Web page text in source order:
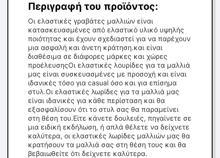
Περιγραφή του προϊόντος:
Οι ελαστικές γραβάτες μαλλιών είναι
κατασκευασμένες από ελαστικό υλικό υψηλής
ποιότητας και έχουν σχεδιαστεί για να παρέχουν
μια ασφαλή και άνετη κράτηση.και είναι
διαθέσιμα σε διάφορες μάρκες και χώρες
προέλευσηςΟι ελαστικές λουρίδες για τα μαλλιά
μας είναι συσκευασμένες με προσοχή και είναι
ιδανικές τόσο για casual όσο και για επίσημα
στυλ.Οι ελαστικές λωρίδες για τα μαλλιά μας
είναι ιδανικές για κάθε περίσταση και θα
εξασφαλίσουν ότι το στυλ σας θα παραμείνει
στη θέση του.Είτε κάνετε δουλειές, πηγαίνετε σε
μια ειδική εκδήλωση, ή απλά θέλετε να δείχνετε
καλύτερα, οι ελαστικές λωρίδες μαλλιών μας θα
κρατήσουν τα μαλλιά σας στη θέση τους και θα
βεβαιωθείτε ότι δείχνετε καλύτερα.